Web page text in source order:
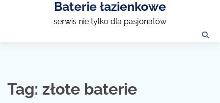
Baterie łazienkowe
serwis nie tylko dla pasjonatów
Tag: złote baterie